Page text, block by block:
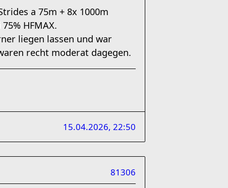
a 75m + 8x 1000m
HFMAX.
liegen lassen und war
recht moderat dagegen.
15.04.2026, 22:50
81306